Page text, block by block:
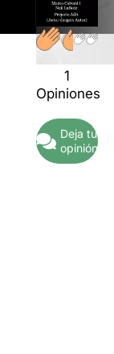
1
Opiniones
Deja tu
opinión